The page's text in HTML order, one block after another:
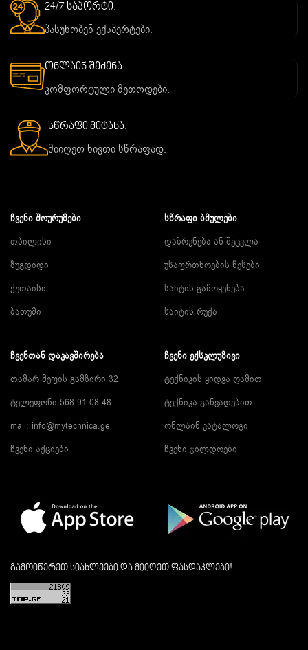
24/7 საპორტი.
პასუხობენ ექსპერტები.
ონლაინ შეძენა.
კომფორტული მეთოდები.
სწრაფი მიტანა.
მიიღეთ ნივთი სწრაფად.
ᲩᲕᲔᲜᲘ ᲨᲝᲣᲠᲣᲛᲔᲑᲘ
თბილისი
ზუგდიდი
ქუთაისი
ბათუმი
ᲡᲬᲠᲐᲤᲘ ᲑᲛᲣᲚᲔᲑᲘ
დაბრუნება ან შეცვლა
უსაფრთხოების წესები
საიტის გამოყენება
საიტის რუქა
ᲩᲕᲔᲜᲗᲐᲜ ᲓᲐᲙᲐᲕᲨᲘᲠᲔᲑᲐ
თამარ მეფის გამზირი 32
ტელეფონი 568 91 08 48
mail: info@mytechnica.ge
ჩვენი აქციები
ᲩᲕᲔᲜᲘ ᲔᲥᲡᲙᲚᲣᲖᲘᲕᲘ
ტექნიკის ყიდვა ღამით
ტექნიკა განვადებით
ონლაინ კატალოგი
ჩვენი ჯილდოები
გამოიწერეთ სიახლეები და მიიღეთ ფასდაკლები!